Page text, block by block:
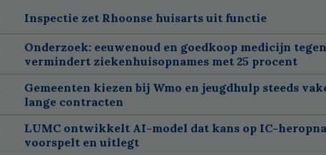
Inspectie zet Rhoonse huisarts uit functie
Onderzoek: eeuwenoud en goedkoop medicijn
vermindert ziekenhuisopnames met 25 procent
Gemeenten kiezen bij Wmo en jeugdhulp steeds
lange contracten
LUMC ontwikkelt AI-model dat kans op IC-
voorspelt en uitlegt